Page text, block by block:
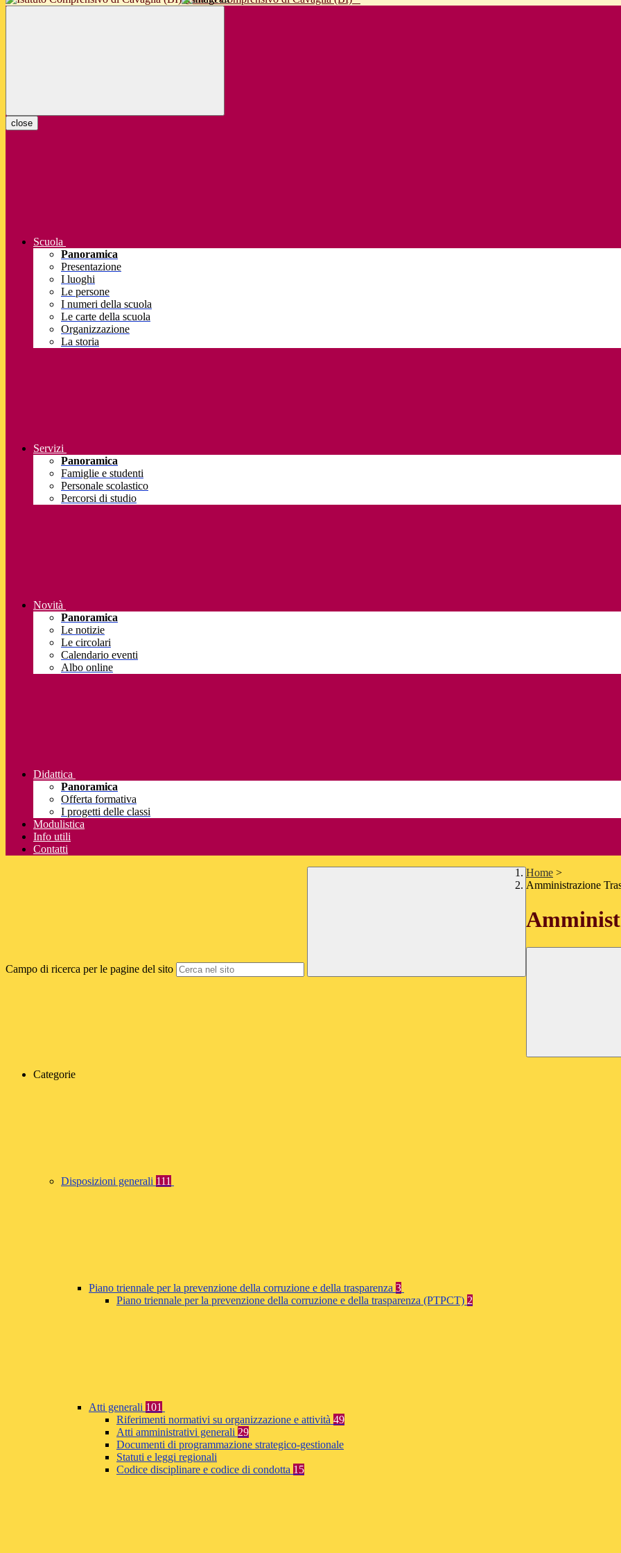
close
Scuola
Panoramica
Presentazione
I luoghi
Le persone
I numeri della scuola
Le carte della scuola
Organizzazione
La storia
Servizi
Panoramica
Famiglie e studenti
Personale scolastico
Percorsi di studio
Novità
Panoramica
Le notizie
Le circolari
Calendario eventi
Albo online
Didattica
Panoramica
Offerta formativa
I progetti delle classi
Modulistica
Info utili
Contatti
Campo di ricerca per le pagine del sito
Home >
Amministrazione
Categorie
Disposizioni generali 111
Piano triennale per la prevenzione della corruzione e della trasparenza 3
Piano triennale per la prevenzione della corruzione e della trasparenza (PTPCT) 2
Atti generali 101
Riferimenti normativi su organizzazione e attività 49
Atti amministrativi generali 29
Documenti di programmazione strategico-gestionale
Statuti e leggi regionali
Codice disciplinare e codice di condotta 15